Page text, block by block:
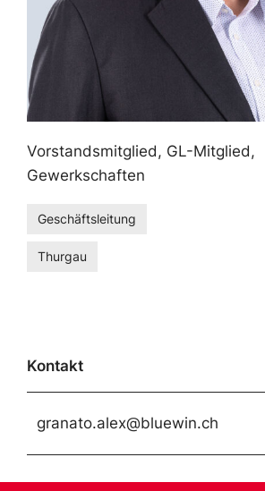
Vorstandsmitglied, GL-Mitglied,
Gewerkschaften
Geschäftsleitung
Thurgau
Kontakt
granato.alex@bluewin.ch